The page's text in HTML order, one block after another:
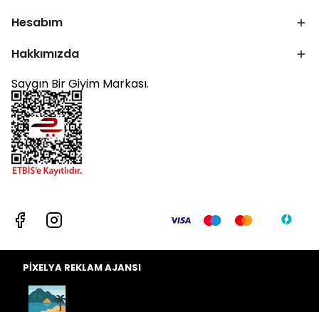
Hesabım
Hakkımızda
Saygın Bir Giyim Markası.
PİXELYA REKLAM AJANSI